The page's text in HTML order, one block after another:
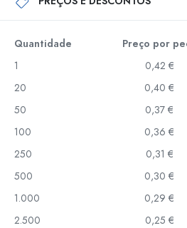
Quantidade Preço por
1
0,42 €
20
0,40 €
50
0,37 €
100
0,36 €
250
0,31 €
500
0,30 €
1.000
0,29 €
2.500
0,25 €